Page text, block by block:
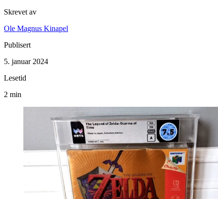
Skrevet av
Ole Magnus Kinapel
Publisert
5. januar 2024
Lesetid
2 min